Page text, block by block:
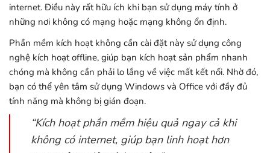
internet. Điều này rất hữu ích khi bạn sử dụng máy tính ở
những nơi không có mạng hoặc mạng không ổn định.
Phần mềm kích hoạt không cần cài đặt này sử dụng công
nghệ kích hoạt offline, giúp bạn kích hoạt sản phẩm nhanh
chóng mà không cần phải lo lắng về việc mất kết nối. Nhờ đó,
bạn có thể yên tâm sử dụng Windows và Office với đầy đủ
tính năng mà không bị gián đoạn.
“Kích hoạt phần mềm hiệu quả ngay cả khi
không có internet, giúp bạn linh hoạt hơn